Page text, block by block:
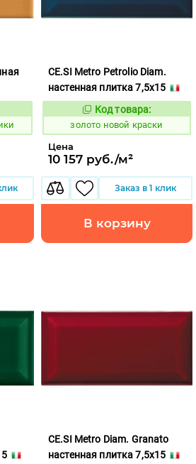
CE.SI Metro Petrolio Diam.
настенная плитка 7,5x15
523789
Код товара:
золото новой краски
Цена
10 157 руб./м²
Заказ в 1 клик
В корзину
CE.SI Metro Diam. Granato
настенная плитка 7,5x15